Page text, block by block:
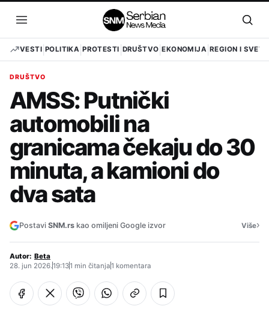
sadržaj
Otvori
meni
VESTI POLITIKA PROTESTI DRUŠTVO EKONOMIJA REGION I SVET
DRUŠTVO
AMSS: Putnički
automobili na
granicama čekaju do 30
minuta, a kamioni do
dva sata
Postavi SNM.rs kao omiljeni Google izvor Više›
Autor: Beta
28. jun 2026.19:131 min čitanja1 komentara